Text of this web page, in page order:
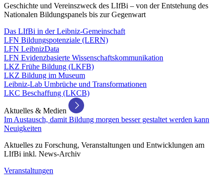
Geschichte und Vereinszweck des LIfBi – von der Entstehung des
Nationalen Bildungspanels bis zur Gegenwart
Das LIfBi in der Leibniz-Gemeinschaft
LFN Bildungspotenziale (LERN)
LFN LeibnizData
LFN Evidenzbasierte Wissenschaftskommunikation
LKZ Frühe Bildung (LKFB)
LKZ Bildung im Museum
Leibniz-Lab Umbrüche und Transformationen
LKC Beschaffung (LKCB)
Aktuelles & Medien
Im Austausch, damit Bildung morgen besser gestaltet werden kann
Neuigkeiten
Aktuelles zu Forschung, Veranstaltungen und Entwicklungen am
LIfBi inkl. News-Archiv
Veranstaltungen